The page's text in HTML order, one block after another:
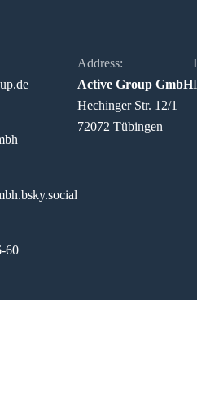
60
Address:
Active Group GmbH
Hechinger Str. 12/1
72072 Tübingen